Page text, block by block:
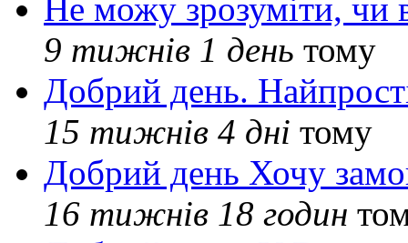
Не можу зрозуміти, чи
9 тижнів 1 день тому
Добрий день.
15 тижнів 4 дні тому
Добрий день Хочу
16 тижнів 18 годин